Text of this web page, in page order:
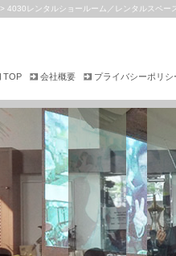
> 4030レンタルショールーム／レンタルスペー
TOP 会社概要 プライバシーポリシ